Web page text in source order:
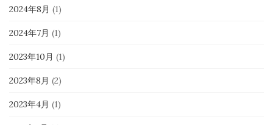
2024年8月 (1)
2024年7月 (1)
2023年10月 (1)
2023年8月 (2)
2023年4月 (1)